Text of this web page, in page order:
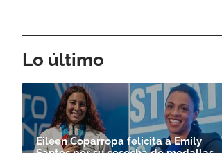
Lo último
Eileen Coparropa felicita a Emily